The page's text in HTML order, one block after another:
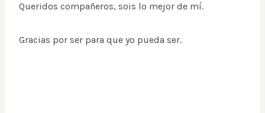
Queridos compañeros, sois lo mejor de mí.
Gracias por ser para que yo pueda ser.